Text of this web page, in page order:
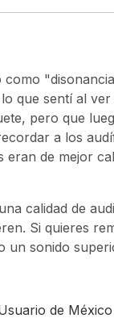
que sentí al
pero que
a los
de mejor
calidad de
Si quieres
un sonido
de